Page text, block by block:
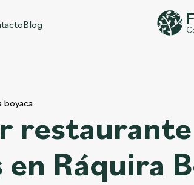
Blog
Ráquira